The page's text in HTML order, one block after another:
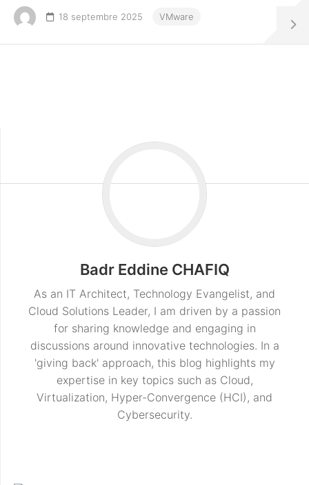
18 septembre 2025 VMware
Badr Eddine CHAFIQ
As an IT Architect, Technology Evangelist, and
Cloud Solutions Leader, I am driven by a passion
for sharing knowledge and engaging in
discussions around innovative technologies. In a
'giving back' approach, this blog highlights my
expertise in key topics such as Cloud,
Virtualization, Hyper-Convergence (HCI), and
Cybersecurity.